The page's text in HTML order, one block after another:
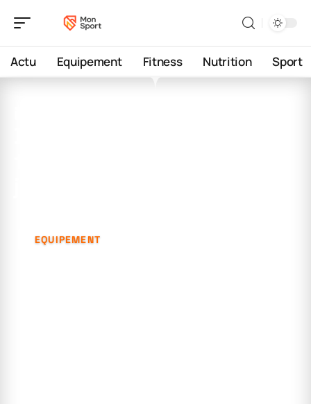
Actu Equipement Fitness Nutrition Sport
EQUIPEMENT